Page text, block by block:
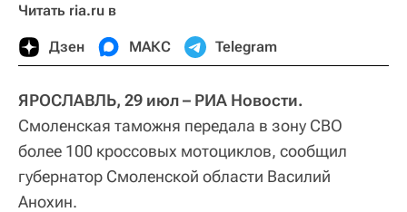
Читать ria.ru в
Дзен МАКС Telegram
ЯРОСЛАВЛЬ, 29 июл – РИА Новости.
Смоленская таможня передала в зону СВО
более 100 кроссовых мотоциклов, сообщил
губернатор Смоленской области Василий
Анохин.